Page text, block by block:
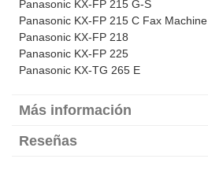
Panasonic KX-FP 215 G-S
Panasonic KX-FP 215 C Fax Machine
Panasonic KX-FP 218
Panasonic KX-FP 225
Panasonic KX-TG 265 E
Más información
Reseñas